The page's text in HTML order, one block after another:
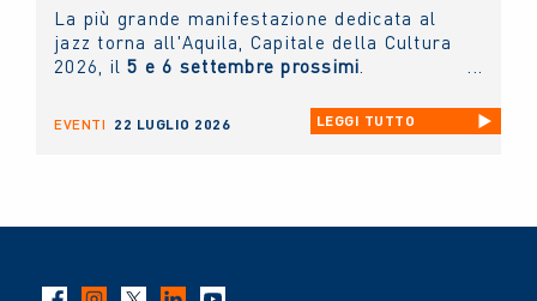
La più grande manifestazione dedicata al
jazz torna all'Aquila, Capitale della Cultura
2026, il 5 e 6 settembre prossimi
EVENTI 22 LUGLIO 2026 LEGGI TUTTO